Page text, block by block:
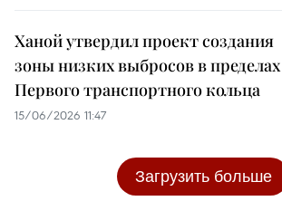
Ханой утвердил проект создания
зоны низких выбросов в пределах
Первого транспортного кольца
15/06/2026 11:47
Загрузить больше